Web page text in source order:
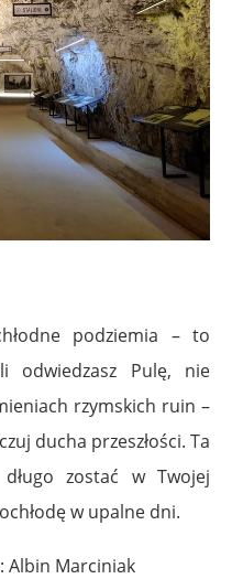
podziemia – to
odwiedzasz Pulę, nie
rzymskich ruin –
ducha przeszłości. Ta
zostać w Twojej
w upalne dni.
Albin Marciniak